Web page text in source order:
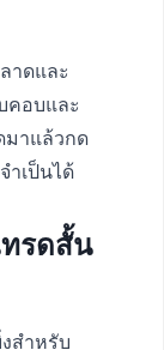
าดและ
คอบและ
มาแล้วกด
ำเป็นได้
ทรดสั้น
สำหรับ